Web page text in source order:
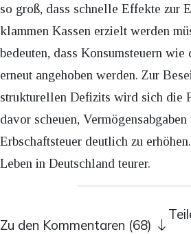
so groß, dass schnelle Effekte zur
klammen Kassen erzielt werden
bedeuten, dass Konsumsteuern
erneut angehoben werden. Zur
strukturellen Defizits wird sich die
davor scheuen,
Erbschaftsteuer deutlich zu
Leben in Deutschland teurer.
Zu den Kommentaren (68)